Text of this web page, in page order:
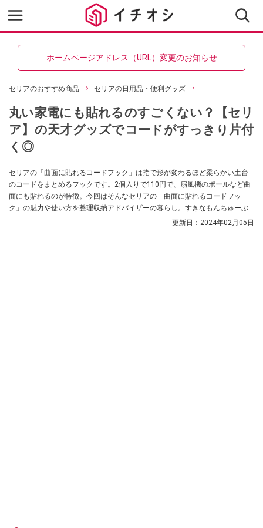
ホームページアドレス（URL）変更のお知らせ
セリアのおすすめ商品 セリアの日用品・便利グッズ
丸い家電にも貼れるのすごくない？【セリ
ア】の天才グッズでコードがすっきり片付
く◎
セリアの「曲面に貼れるコードフック」は指で形が変わるほど柔らかい土台
のコードをまとめるフックです。2個入りで110円で、扇風機のポールなど曲
面にも貼れるのが特徴。今回はそんなセリアの「曲面に貼れるコードフッ
ク」の魅力や使い方を整理収納アドバイザーの暮らし。すきなもんちゅーぶ
さんが紹介してくれました。暖房器具のお片付けにあると便利なアイテムで
更新日： 2024年02月05日